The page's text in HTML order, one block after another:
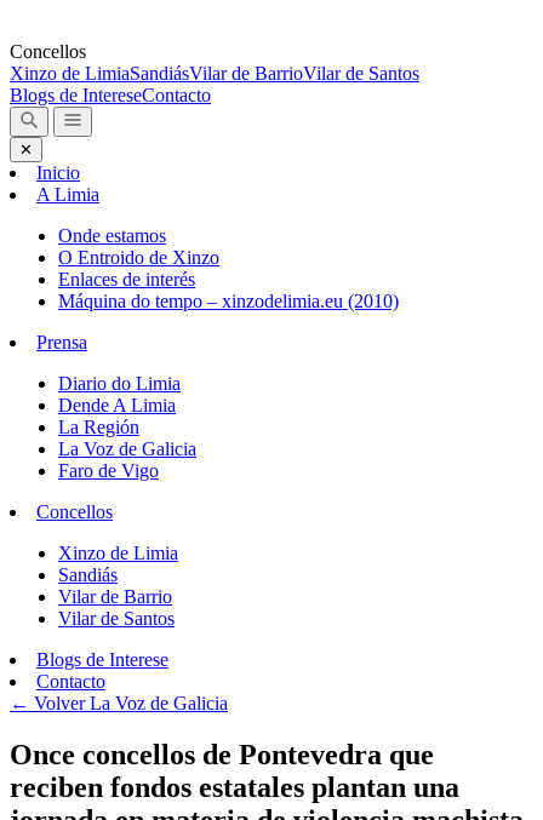
Concellos
Xinzo de LimiaSandiásVilar de BarrioVilar de Santos
Blogs de IntereseContacto
✕
Inicio
A Limia
Onde estamos
O Entroido de Xinzo
Enlaces de interés
Máquina do tempo – xinzodelimia.eu (2010)
Prensa
Diario do Limia
Dende A Limia
La Región
La Voz de Galicia
Faro de Vigo
Concellos
Xinzo de Limia
Sandiás
Vilar de Barrio
Vilar de Santos
Blogs de Interese
Contacto
← VolverLa Voz de Galicia
Once concellos de Pontevedra que
reciben fondos estatales plantan una